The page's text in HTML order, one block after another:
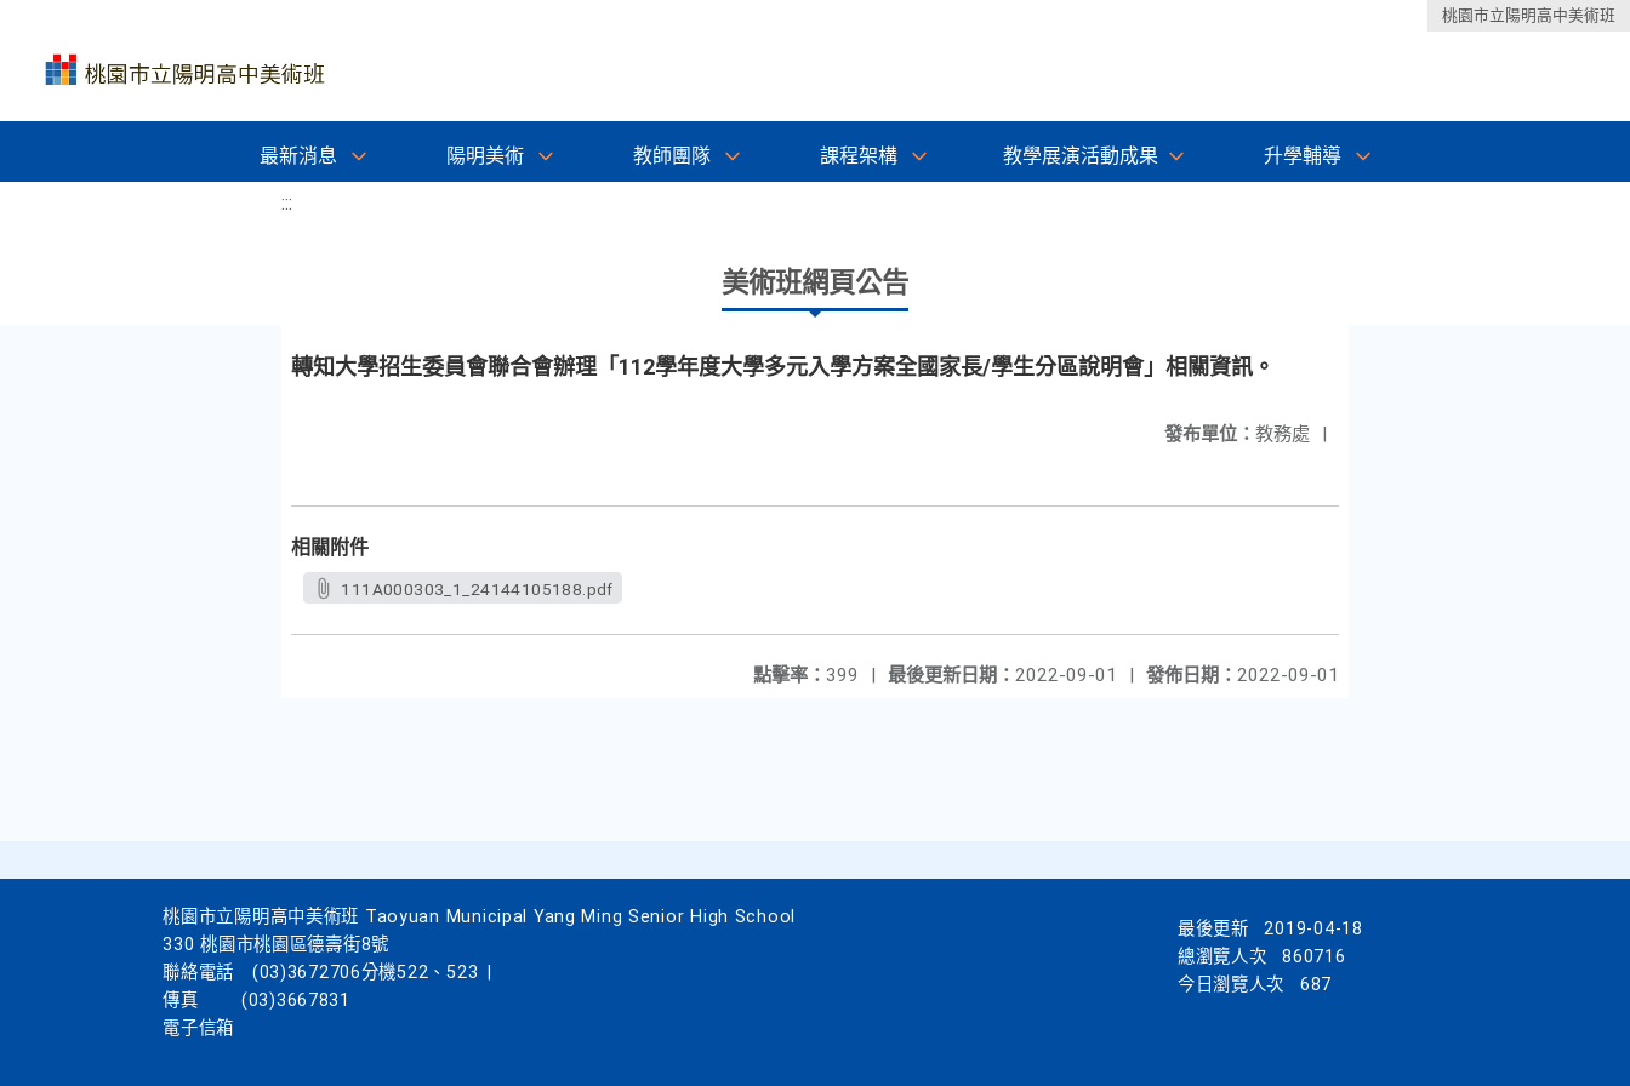
桃園市立陽明高中美術班
最新消息 陽明美術 教師團隊 課程架構 教學展演活動成果 升學輔導
:::
美術班網頁公告
轉知大學招生委員會聯合會辦理「112學年度大學多元入學方案全國家長/學生分區說明會」相關資訊。
發布單位： 教務處 |
相關附件
111A000303_1_24144105188.pdf
發佈日期： 2022-09-01
最後更新日期： 2022-09-01 |
點擊率： 399 |
桃園市立陽明高中美術班 Taoyuan Municipal Yang Ming Senior High School
330 桃園市桃園區德壽街8號
聯絡電話
(03)3672706分機522、523
傳真
(03)3667831
電子信箱
最後更新
2019-04-18
總瀏覽人次
860716
今日瀏覽人次
687